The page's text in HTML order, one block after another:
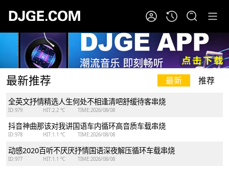
最新推荐 最新 推荐
全英文抒情精选人生何处不相逢清吧舒缓待客串烧
ID:979 HIT:2.2 ℃ TIME:2026/08/08
抖音神曲那该对我讲国语车内循环高音质车载串烧
ID:978 HIT:1.1 ℃ TIME:2026/08/08
动感2020百听不厌厌抒情国语深夜解压循环车载串烧
ID:977 HIT:1.1 ℃ TIME:2026/08/08